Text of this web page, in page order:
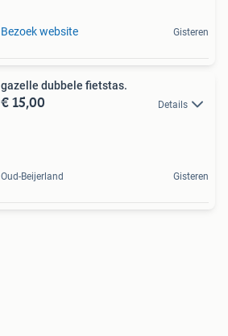
Bezoek website Gisteren
gazelle dubbele fietstas.
€ 15,00 Details
Oud-Beijerland Gisteren